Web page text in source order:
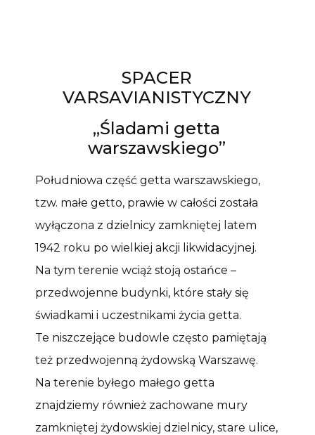
SPACER
VARSAVIANISTYCZNY
„Śladami getta
warszawskiego”
Południowa część getta warszawskiego,
tzw. małe getto, prawie w całości została
wyłączona z dzielnicy zamkniętej latem
1942 roku po wielkiej akcji likwidacyjnej.
Na tym terenie wciąż stoją ostańce –
przedwojenne budynki, które stały się
świadkami i uczestnikami życia getta.
Te niszczejące budowle często pamiętają
też przedwojenną żydowską Warszawę.
Na terenie byłego małego getta
znajdziemy również zachowane mury
zamkniętej żydowskiej dzielnicy, stare ulice,